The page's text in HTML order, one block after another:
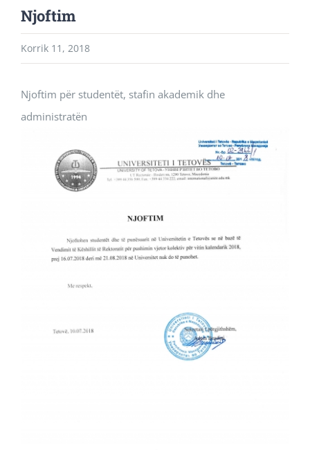
Njoftim
Korrik 11, 2018
Njoftim për studentët, stafin akademik dhe
administratën